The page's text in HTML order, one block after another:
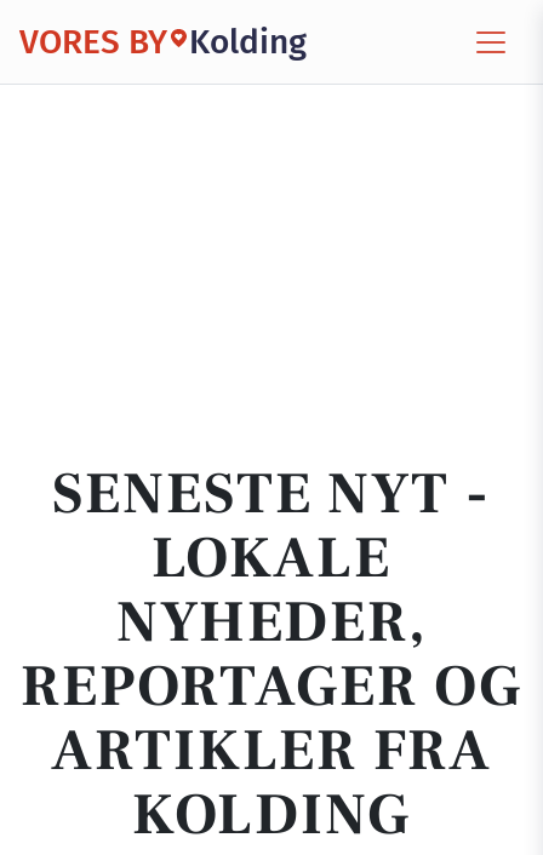
VORES BY Kolding
SENESTE NYT -
LOKALE
NYHEDER,
REPORTAGER OG
ARTIKLER FRA
KOLDING